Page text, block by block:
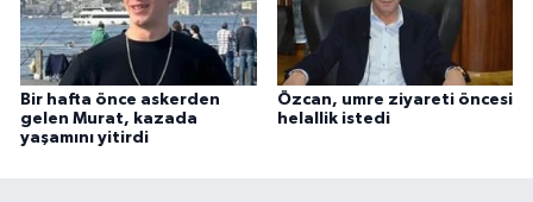
Bir hafta önce askerden
gelen Murat, kazada
yaşamını yitirdi
Özcan, umre ziyareti öncesi
helallik istedi